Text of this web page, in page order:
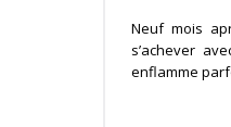
Neuf mois
s’achever
enflamme